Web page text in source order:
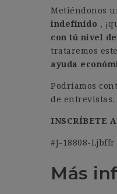
Metiéndonos
indefinido ,
con tú nivel
trataremos
ayuda
Podríamos
de entrevistas. ️
INSCRÍBETE
#J-18808-Ljbffr
Más